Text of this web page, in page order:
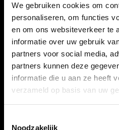
We gebruiken cookies om
personaliseren, om functies
en om ons websiteverkeer te
informatie over uw gebruik
partners voor social media,
partners kunnen deze
informatie die u aan ze heeft
verzameld op basis van uw
Noodzakelijk
case veel opbergruimte, terwijl
Darts en accessoires niet
Dit product bestaat uit de
Case George Killington zelf.
overige accessoires worden